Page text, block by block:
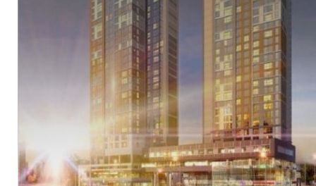
대구광역시 동구 신암동 171-1번지 외 103필지
(주)우방
(주)우방
총 570세대
053-762-9955